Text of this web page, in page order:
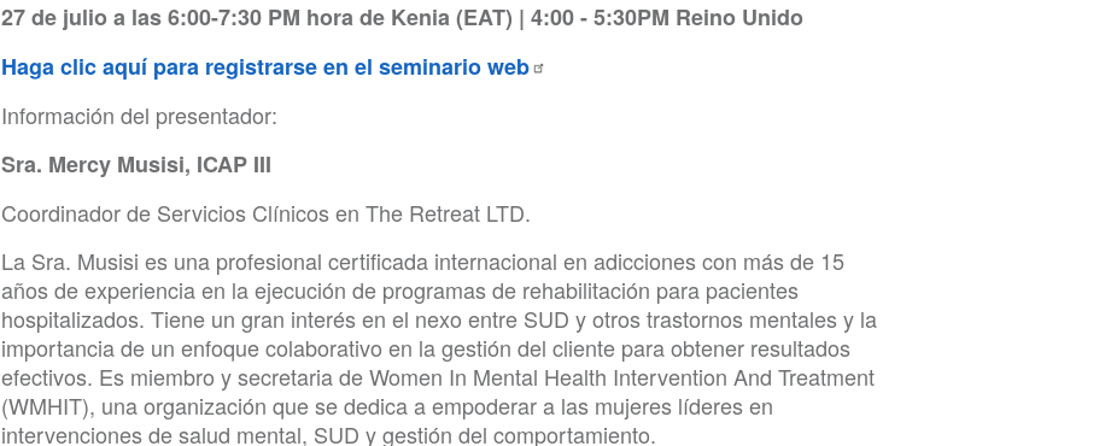
27 de julio a las 6:00-7:30 PM hora de Kenia (EAT) | 4:00 - 5:30PM Reino Unido
Haga clic aquí para registrarse en el seminario web
Información del presentador:
Sra. Mercy Musisi, ICAP III
Coordinador de Servicios Clínicos en The Retreat LTD.
La Sra. Musisi es una profesional certificada internacional en adicciones con más de 15
años de experiencia en la ejecución de programas de rehabilitación para pacientes
hospitalizados. Tiene un gran interés en el nexo entre SUD y otros trastornos mentales y la
importancia de un enfoque colaborativo en la gestión del cliente para obtener resultados
efectivos. Es miembro y secretaria de Women In Mental Health Intervention And Treatment
(WMHIT), una organización que se dedica a empoderar a las mujeres líderes en
intervenciones de salud mental, SUD y gestión del comportamiento.